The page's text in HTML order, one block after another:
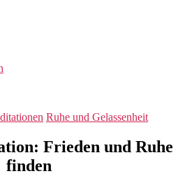
Kategorien
Ruhe und Gelassenheit
Frieden und Ruhe
finden